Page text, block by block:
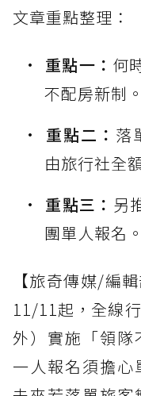
文章重點整理：
重點一： 何
不配房新制。
重點二： 落
由旅行社全
重點三： 另
團單人報名。
【旅奇傳媒/編
11/11起，全線
外）實施「領
一人報名須擔心